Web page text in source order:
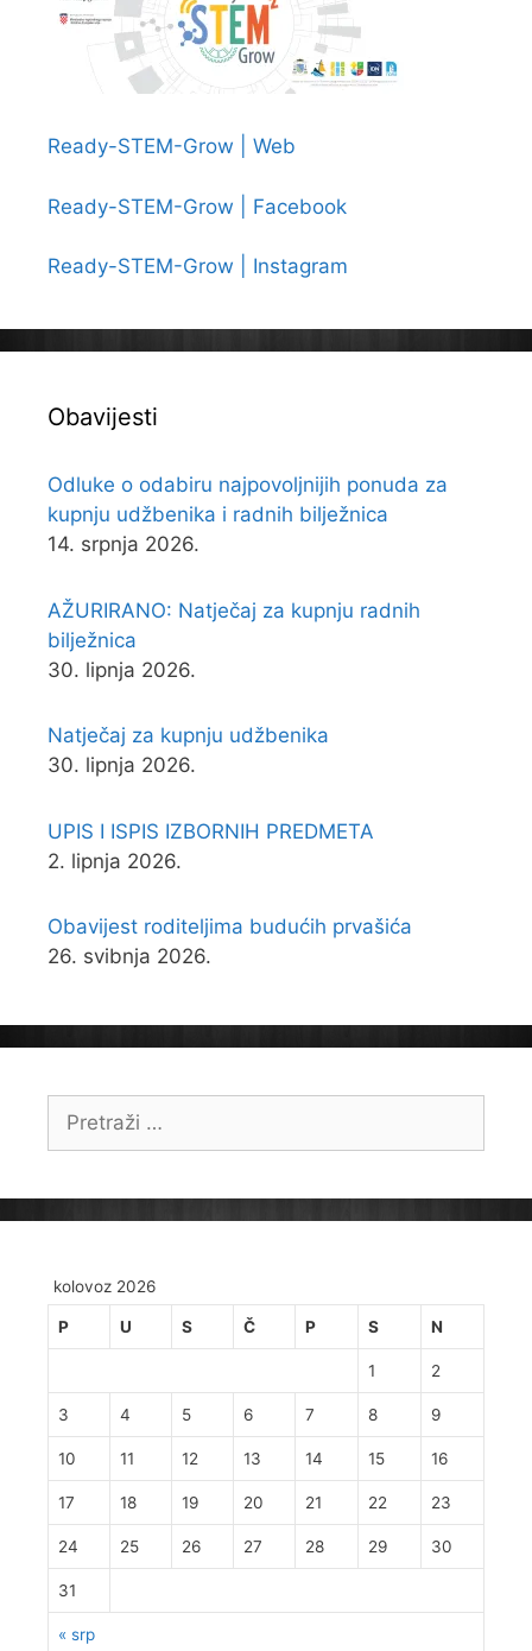
Ready-STEM-Grow | Web
Ready-STEM-Grow | Facebook
Ready-STEM-Grow | Instagram
Obavijesti
Odluke o odabiru najpovoljnijih ponuda za
kupnju udžbenika i radnih bilježnica
14. srpnja 2026.
AŽURIRANO: Natječaj za kupnju radnih
bilježnica
30. lipnja 2026.
Natječaj za kupnju udžbenika
30. lipnja 2026.
UPIS I ISPIS IZBORNIH PREDMETA
2. lipnja 2026.
Obavijest roditeljima budućih prvašića
26. svibnja 2026.
Pretraži:
kolovoz 2026
P U S Č P S N
« srp
1 2
3 4 5 6 7 8 9
10 11 12 13 14 15 16
17 18 19 20 21 22 23
24 25 26 27 28 29 30
31